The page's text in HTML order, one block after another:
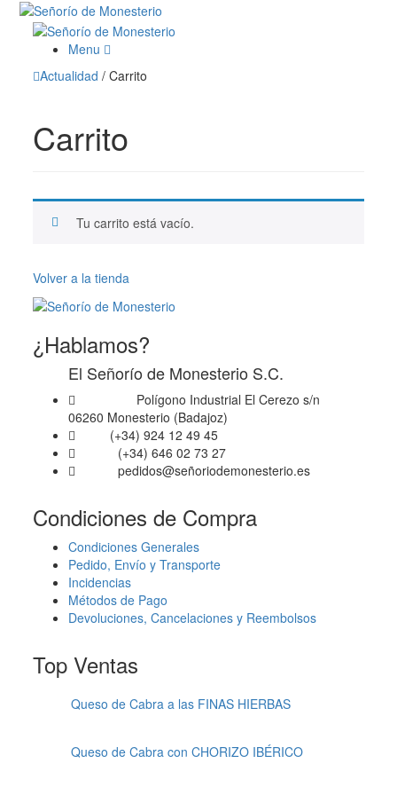
Menu
Actualidad /Carrito
Carrito
Tu carrito está vacío.
Volver a la tienda
¿Hablamos?
El Señorío de Monesterio S.C.
Polígono Industrial El Cerezo s/n
06260 Monesterio (Badajoz)
(+34) 924 12 49 45
(+34) 646 02 73 27
pedidos@señoriodemonesterio.es
Condiciones de Compra
Condiciones Generales
Pedido, Envío y Transporte
Incidencias
Métodos de Pago
Devoluciones, Cancelaciones y Reembolsos
Top Ventas
Queso de Cabra a las FINAS HIERBAS
Queso de Cabra con CHORIZO IBÉRICO